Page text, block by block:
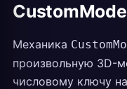
Механика
произвольную 3D-
числовому ключу